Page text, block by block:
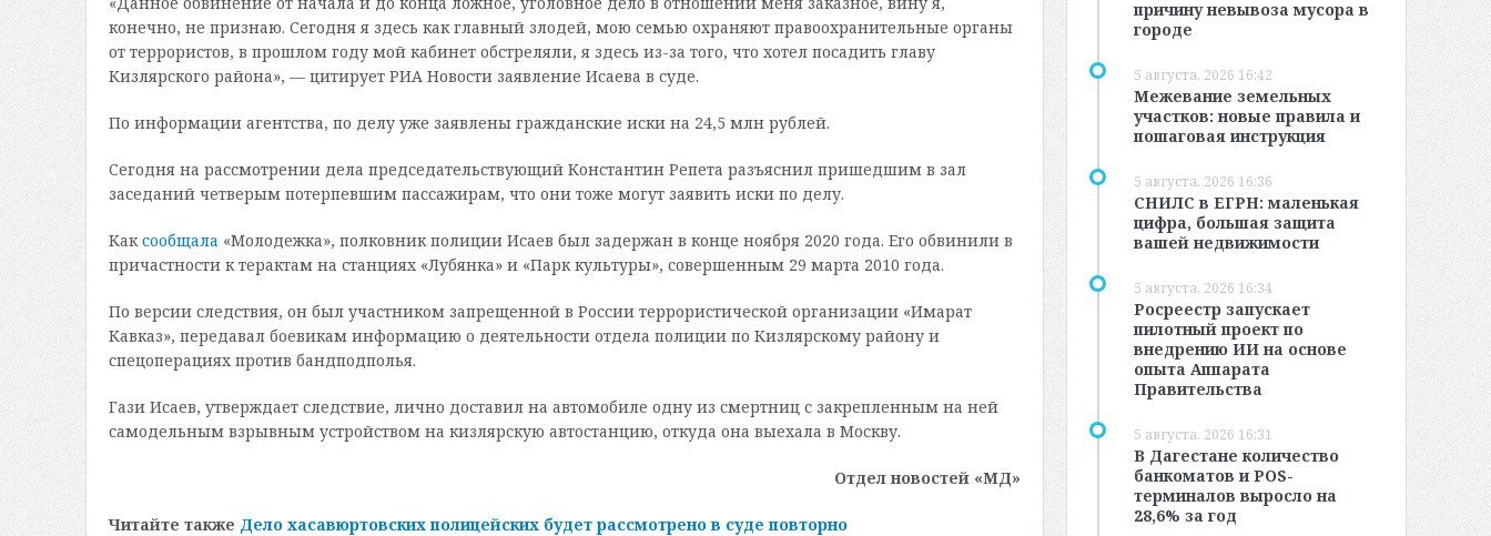
конечно, не признаю. Сегодня я здесь как главный злодей, мою семью охраняют правоохранительные органы
от террористов, в прошлом году мой кабинет обстреляли, я здесь из-за того, что хотел посадить главу
Кизлярского района», — цитирует РИА Новости заявление Исаева в суде.
По информации агентства, по делу уже заявлены гражданские иски на 24,5 млн рублей.
Сегодня на рассмотрении дела председательствующий Константин Репета разъяснил пришедшим в зал
заседаний четверым потерпевшим пассажирам, что они тоже могут заявить иски по делу.
Как сообщала «Молодежка», полковник полиции Исаев был задержан в конце ноября 2020 года. Его обвинили в
причастности к терактам на станциях «Лубянка» и «Парк культуры», совершенным 29 марта 2010 года.
По версии следствия, он был участником запрещенной в России террористической организации «Имарат
Кавказ», передавал боевикам информацию о деятельности отдела полиции по Кизлярскому району и
спецоперациях против бандподполья.
Гази Исаев, утверждает следствие, лично доставил на автомобиле одну из смертниц с закрепленным на ней
самодельным взрывным устройством на кизлярскую автостанцию, откуда она выехала в Москву.
Отдел новостей «МД»
Читайте также Дело хасавюртовских полицейских будет рассмотрено в суде повторно
причину невывоза мусора в
городе
5 августа, 2026 16:42
Межевание земельных
участков: новые правила и
пошаговая инструкция
5 августа, 2026 16:36
СНИЛС в ЕГРН: маленькая
цифра, большая защита
вашей недвижимости
5 августа, 2026 16:34
Росреестр запускает
пилотный проект по
внедрению ИИ на основе
опыта Аппарата
Правительства
5 августа, 2026 16:31
В Дагестане количество
банкоматов и POS-
терминалов выросло на
28,6% за год